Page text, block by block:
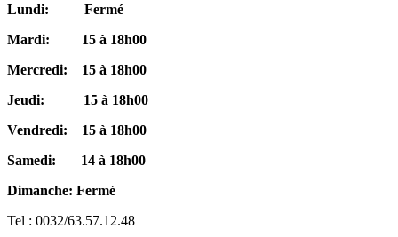
Lundi: Fermé
Mardi: 15 à 18h00
Mercredi: 15 à 18h00
Jeudi: 15 à 18h00
Vendredi: 15 à 18h00
Samedi: 14 à 18h00
Dimanche: Fermé
Tel : 0032/63.57.12.48